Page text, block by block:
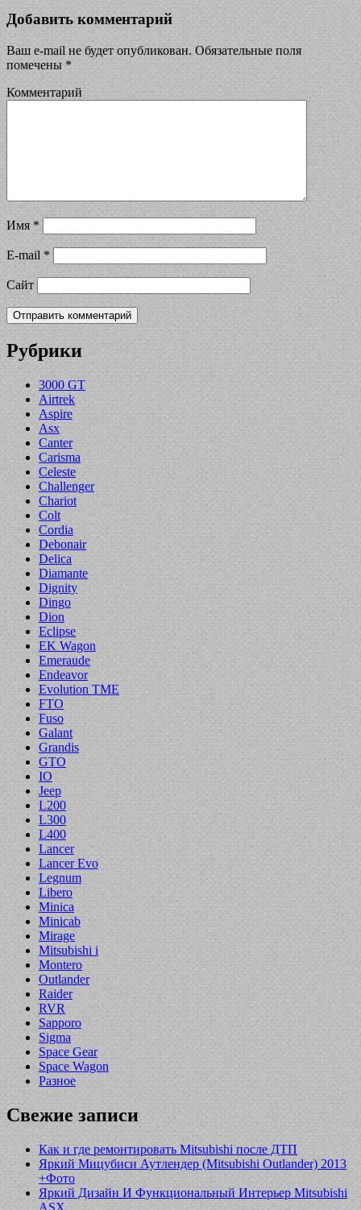
Добавить комментарий
Ваш e-mail не будет опубликован.Обязательные поля
помечены *
Комментарий
Имя*
E-mail*
Сайт
Рубрики
3000 GT
Airtrek
Aspire
Asx
Canter
Carisma
Celeste
Challenger
Chariot
Colt
Cordia
Debonair
Delica
Diamante
Dignity
Dingo
Dion
Eclipse
EK Wagon
Emeraude
Endeavor
Evolution TME
FTO
Fuso
Galant
Grandis
GTO
IO
Jeep
L200
L300
L400
Lancer
Lancer Evo
Legnum
Libero
Minica
Minicab
Mirage
Mitsubishi i
Montero
Outlander
Raider
RVR
Sapporo
Sigma
Space Gear
Space Wagon
Разное
Свежие записи
Как и где ремонтировать Mitsubishi после ДТП
Яркий Мицубиси Аутлендер (Mitsubishi Outlander) 2013
+Фото
Яркий Дизайн И Функциональный Интерьер Mitsubishi
ASX